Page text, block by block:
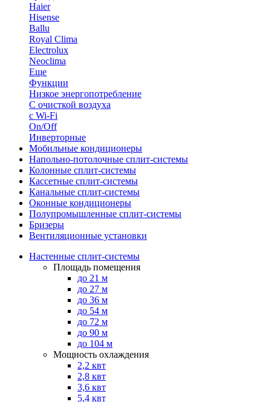
Haier
Hisense
Ballu
Royal Clima
Electrolux
Neoclima
Еще
Функции
Низкое энергопотребление
С очисткой воздуха
с Wi-Fi
On/Off
Инверторные
Мобильные кондиционеры
Напольно-потолоч​ные ​сплит-системы
Колонные ​​сплит-системы
Кассетные сплит-системы
Канальные сплит-системы
Оконные кондиционеры
Полупромышленные сплит-системы
Бризеры
Вентиляционные установки
Настенные сплит-системы
Площадь помещения
до 21 м
до 27 м
до 36 м
до 54 м
до 72 м
до 90 м
до 104 м
Мощность охлаждения
2,2 квт
2,8 квт
3,6 квт
5,4 квт